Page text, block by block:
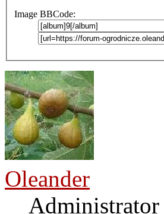
Image BBCode:
Oleander
Administrator